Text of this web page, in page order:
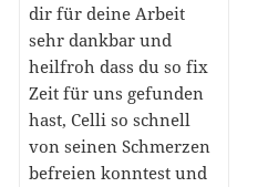
dir für deine Arbeit
sehr dankbar und
heilfroh dass du so fix
Zeit für uns gefunden
hast, Celli so schnell
von seinen Schmerzen
befreien konntest und